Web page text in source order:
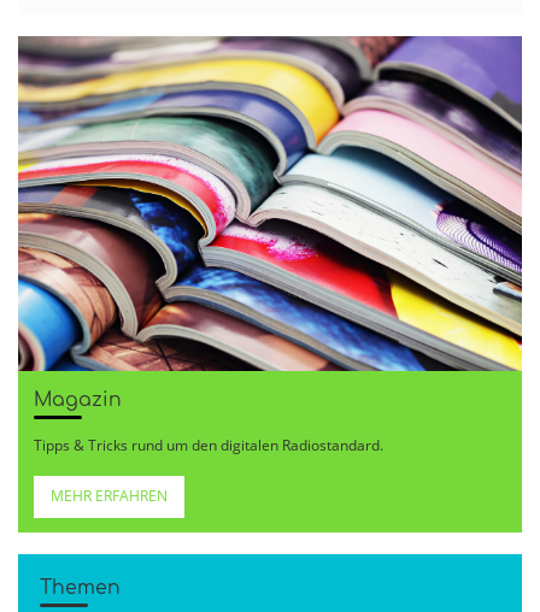
Magazin
Tipps & Tricks rund um den digitalen Radiostandard.
MEHR ERFAHREN
Themen